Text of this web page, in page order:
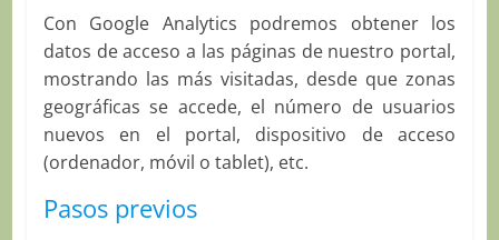
Con Google Analytics podremos obtener los
datos de acceso a las páginas de nuestro portal,
mostrando las más visitadas, desde que zonas
geográficas se accede, el número de usuarios
nuevos en el portal, dispositivo de acceso
(ordenador, móvil o tablet), etc.
Pasos previos